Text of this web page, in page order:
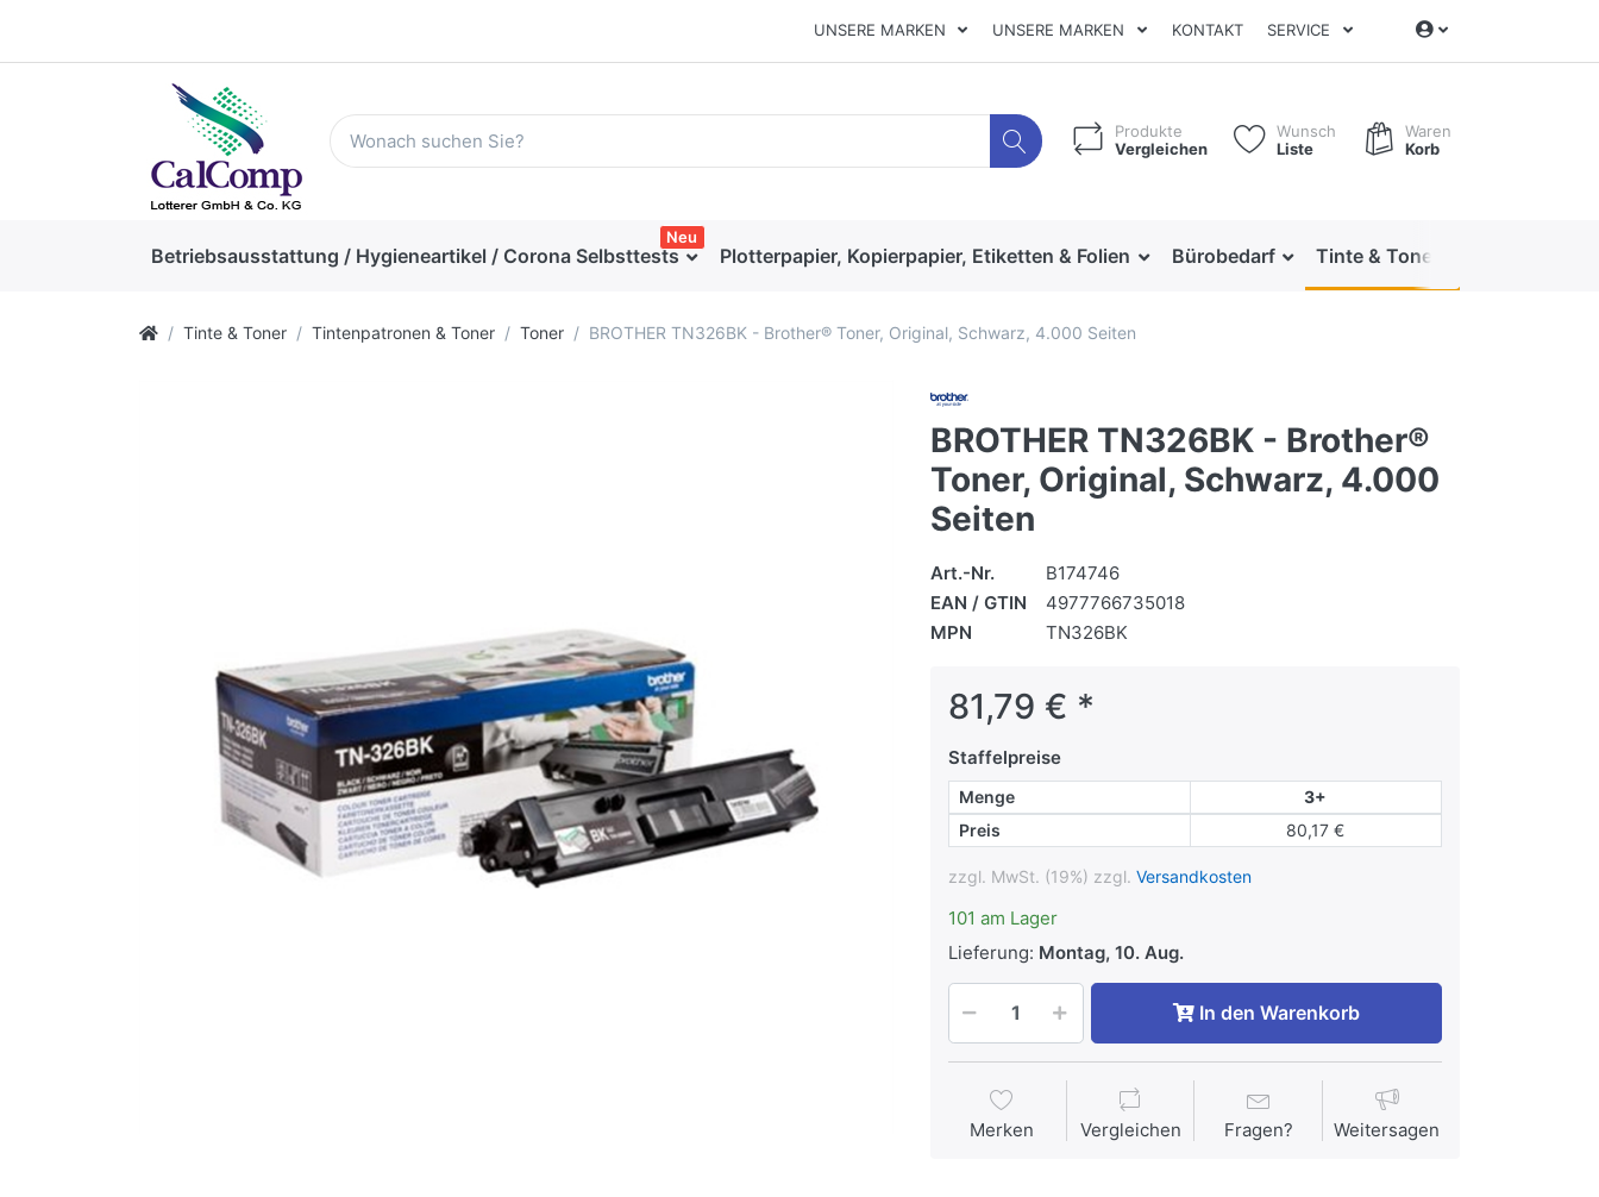
UNSERE MARKEN UNSERE MARKEN KONTAKT SERVICE
Produkte
Vergleichen
Wunsch
Liste
Waren
Korb
Betriebsausstattung / Hygieneartikel / Corona Selbsttests
Neu
Plotterpapier, Kopierpapier, Etiketten & Folien Bürobedarf Tinte & Toner
Tinte & Toner Tintenpatronen & Toner Toner BROTHER TN326BK - Brother® Toner, Original, Schwarz, 4.000 Seiten
BROTHER TN326BK - Brother®
Toner, Original, Schwarz, 4.000
Seiten
Art.-Nr.
B174746
EAN / GTIN
4977766735018
MPN
TN326BK
81,79 € *
Staffelpreise
Menge
3+
Preis
80,17 €
zzgl. MwSt. (19%) zzgl. Versandkosten
101 am Lager
Lieferung: Montag, 10. Aug.
In den Warenkorb
Merken Vergleichen Fragen? Weitersagen